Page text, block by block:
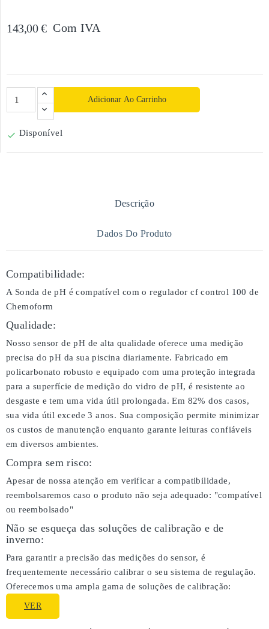
143,00 € Com IVA
Adicionar Ao Carrinho
 Disponível
Descrição
Dados Do Produto
Compatibilidade:
A Sonda de pH é compatível com o regulador cf control 100 de
Chemoform
Qualidade:
Nosso sensor de pH de alta qualidade oferece uma medição
precisa do pH da sua piscina diariamente. Fabricado em
policarbonato robusto e equipado com uma proteção integrada
para a superfície de medição do vidro de pH, é resistente ao
desgaste e tem uma vida útil prolongada. Em 82% dos casos,
sua vida útil excede 3 anos. Sua composição permite minimizar
os custos de manutenção enquanto garante leituras confiáveis
em diversos ambientes.
Compra sem risco:
Apesar de nossa atenção em verificar a compatibilidade,
reembolsaremos caso o produto não seja adequado: "compatível
ou reembolsado"
Não se esqueça das soluções de calibração e de
inverno:
Para garantir a precisão das medições do sensor, é
frequentemente necessário calibrar o seu sistema de regulação.
Oferecemos uma ampla gama de soluções de calibração:
VER